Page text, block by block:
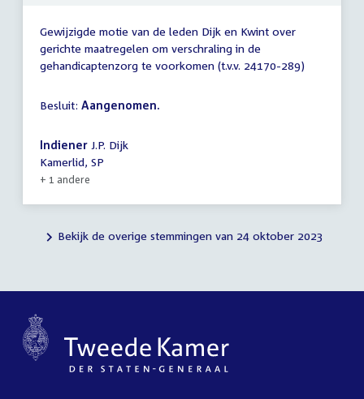
Gewijzigde motie van de leden Dijk en Kwint over
gerichte maatregelen om verschraling in de
gehandicaptenzorg te voorkomen (t.v.v. 24170-289)
Besluit: Aangenomen.
Indiener J.P. Dijk
Kamerlid, SP
+ 1 andere
Bekijk de overige stemmingen van 24 oktober 2023